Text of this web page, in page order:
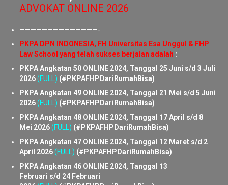
Periode 43, Klik disini
ADVOKAT ONLINE 2026
——————————————-
PKPA DPN INDONESIA, FH Universitas Esa Unggul & FHP
Law School yang telah sukses berjalan adalah:
PKPA Angkatan 50 ONLINE 2024, Tanggal 25 Juni s/d 3 Juli
2026(FULL)(#PKPAFHPDariRumahBisa)
PKPA Angkatan 49 ONLINE 2024, Tanggal 21 Mei s/d 5 Juni
2026(FULL)(#PKPAFHPDariRumahBisa)
PKPA Angkatan 48 ONLINE 2024, Tanggal 17 April s/d 8
Mei 2026(FULL) (#PKPAFHPDariRumahBisa)
PKPA Angkatan 47 ONLINE 2024, Tanggal 12 Maret s/d 2